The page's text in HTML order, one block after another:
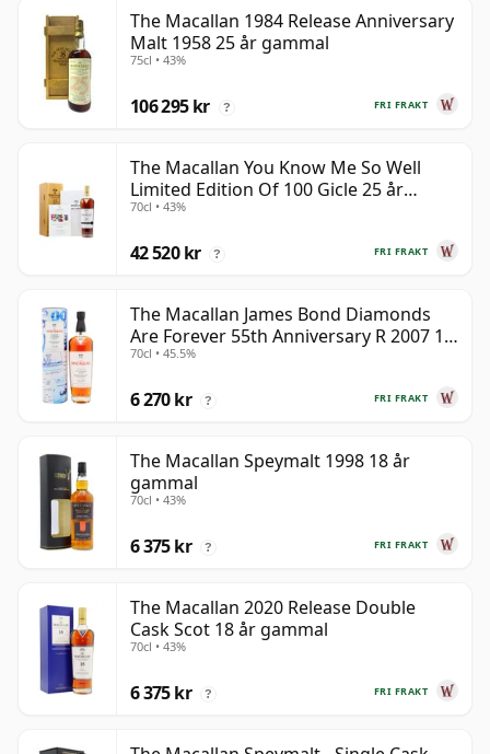
The Macallan 1984 Release Anniversary
Malt 1958 25 år gammal
75cl • 43%
FRI FRAKT
106 295 kr ?
The Macallan You Know Me So Well
Limited Edition Of 100 Gicle 25 år
gammal
70cl • 43%
FRI FRAKT
42 520 kr ?
The Macallan James Bond Diamonds
Are Forever 55th Anniversary R 2007 18
år gammal
70cl • 45.5%
FRI FRAKT
6 270 kr ?
The Macallan Speymalt 1998 18 år
gammal
70cl • 43%
FRI FRAKT
6 375 kr ?
The Macallan 2020 Release Double
Cask Scot 18 år gammal
70cl • 43%
FRI FRAKT
6 375 kr ?